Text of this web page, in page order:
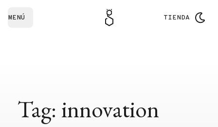
MENÚ TIENDA
Tag: innovation